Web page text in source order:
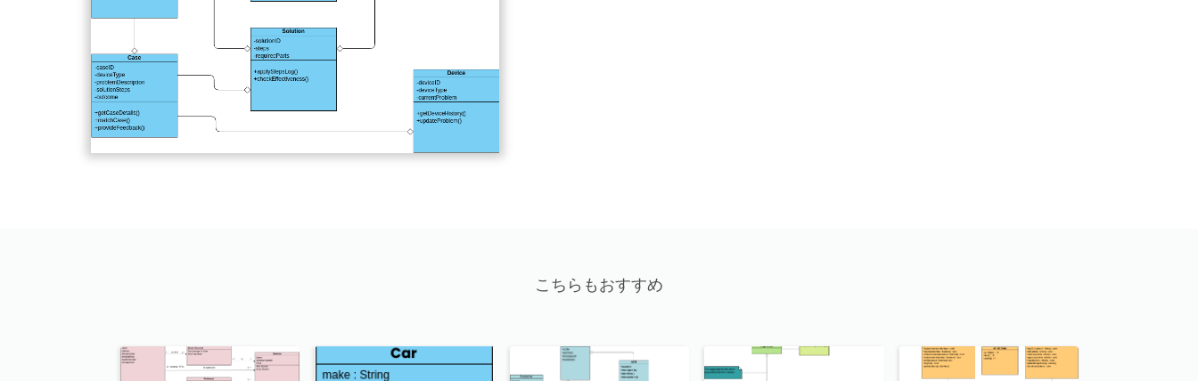
こちらもおすすめ